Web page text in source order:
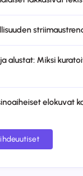
alustat: Miksi
elokuvat